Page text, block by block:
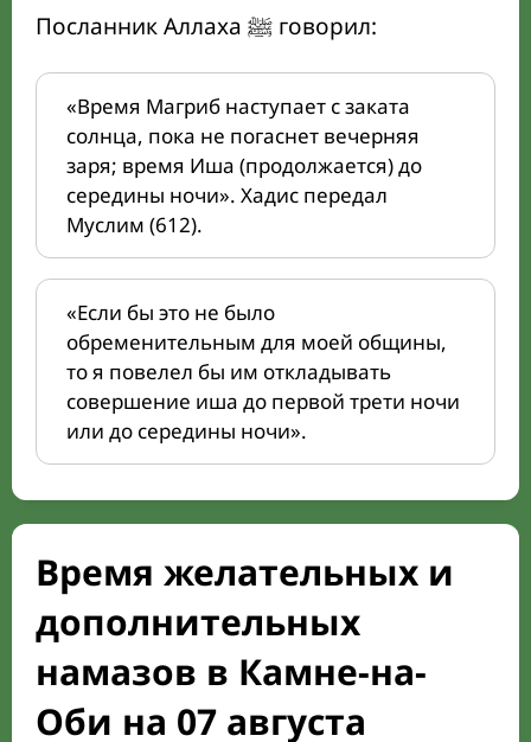
Посланник Аллаха ﷺ говорил:
«Время Магриб наступает с заката
солнца, пока не погаснет вечерняя
заря; время Иша (продолжается) до
середины ночи». Хадис передал
Муслим (612).
«Если бы это не было
обременительным для моей общины,
то я повелел бы им откладывать
совершение иша до первой трети ночи
или до середины ночи».
Время желательных и
дополнительных
намазов в Камне-на-
Оби на 07 августа